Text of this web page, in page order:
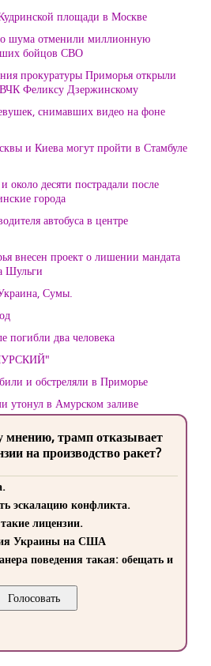
площади в Москве
шума отменили миллионную
бойцов СВО
прокуратуры Приморья открыли
Феликсу Дзержинскому
снимавших видео на фоне
и Киева могут пройти в Стамбуле
около десяти пострадали после
города
автобуса в центре
внесен проект о лишении мандата
Шульги
Сумы.
погибли два человека
и обстреляли в Приморье
утонул в Амурском заливе
мнению, трамп отказывает
на производство ракет?
эскалацию конфликта.
лицензии.
Украины на США
поведения такая: обещать и